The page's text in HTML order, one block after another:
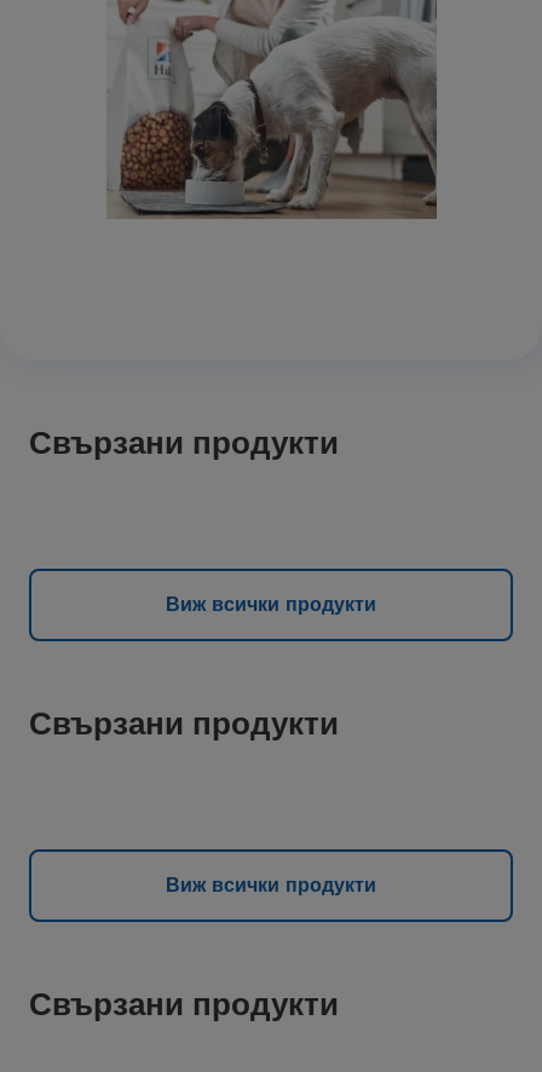
Свързани продукти
Виж всички продукти
Свързани продукти
Виж всички продукти
Свързани продукти